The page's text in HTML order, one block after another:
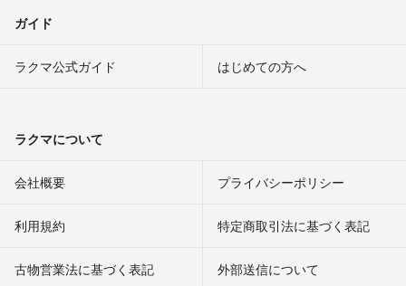
ガイド
ラクマ公式ガイド はじめての方へ
ラクマについて
会社概要 プライバシーポリシー
利用規約 特定商取引法に基づく表記
古物営業法に基づく表記 外部送信について